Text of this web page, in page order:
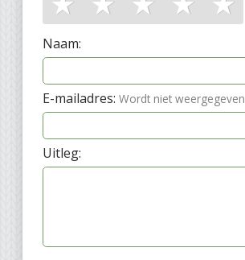
Naam:
E-mailadres: Wordt niet weergegeven
Uitleg: